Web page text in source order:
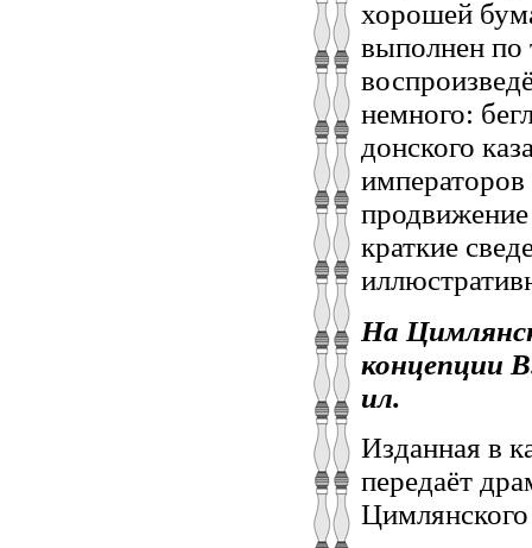
хорошей
выполнен по
немного:
донского
краткие
На
концепции
ил.
Изданная в
передаёт